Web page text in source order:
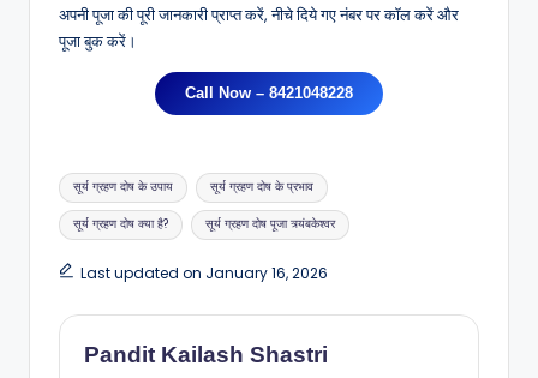
अपनी पूजा की पूरी जानकारी प्राप्त करें, नीचे दिये गए नंबर पर कॉल करें और
पूजा बुक करें।
Call Now – 8421048228
सूर्य ग्रहण दोष के उपाय सूर्य ग्रहण दोष के प्रभाव
सूर्य ग्रहण दोष क्या है? सूर्य ग्रहण दोष पूजा त्र्यंबकेश्वर
Last updated on January 16, 2026
Pandit Kailash Shastri